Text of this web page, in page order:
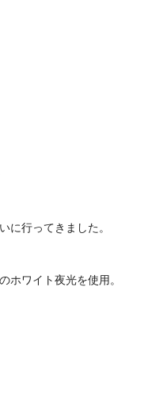
に行ってきました。
ホワイト夜光を使用。